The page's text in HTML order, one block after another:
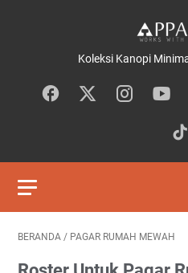
Koleksi Kanopi
BERANDA / PAGAR RUMAH MEWAH